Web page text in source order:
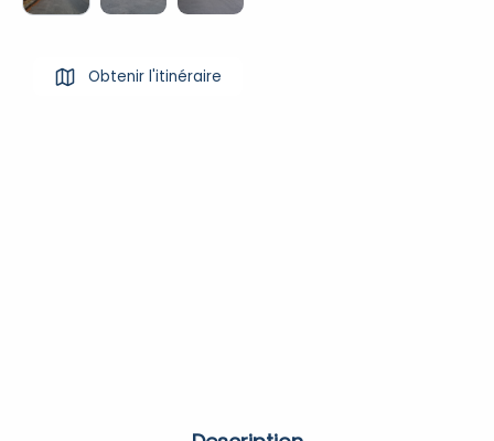
Obtenir l'itinéraire